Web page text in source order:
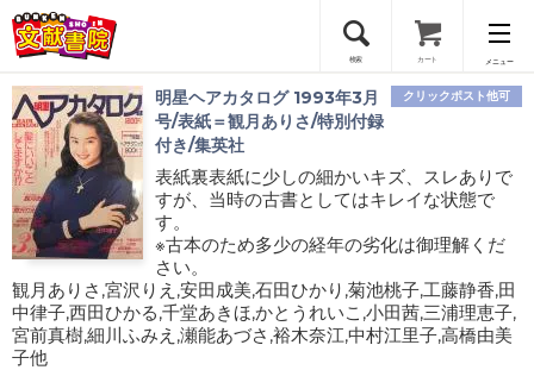
検索 カート メニュー
会員登録
ログイン
クリックポスト他可
明星ヘアカタログ 1993年3月
号/表紙＝観月ありさ/特別付録
付き/集英社
表紙裏表紙に少しの細かいキズ、スレありで
すが、当時の古書としてはキレイな状態で
す。
※古本のため多少の経年の劣化は御理解くだ
さい。
観月ありさ,宮沢りえ,安田成美,石田ひかり,菊池桃子,工藤静香,田
中律子,西田ひかる,千堂あきほ,かとうれいこ,小田茜,三浦理恵子,
宮前真樹,細川ふみえ,瀬能あづさ,裕木奈江,中村江里子,高橋由美
子他